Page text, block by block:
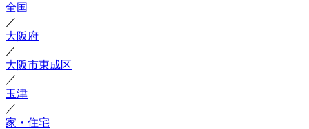
全国
／
大阪府
／
大阪市東成区
／
玉津
／
家・住宅